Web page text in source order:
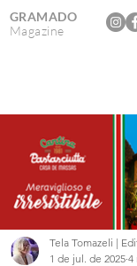
GRAMADO
Magazine
Tela Tomazeli |
1 de jul. de 2025 4